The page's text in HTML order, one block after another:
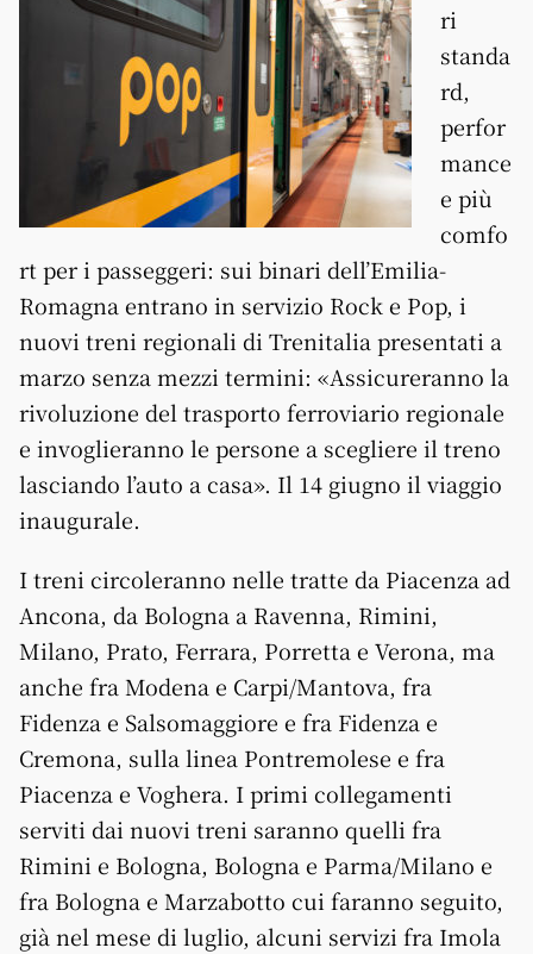
ri
standa
rd,
perfor
mance
e più
comfo
rt per i passeggeri: sui binari dell’Emilia-
Romagna entrano in servizio Rock e Pop, i
nuovi treni regionali di Trenitalia presentati a
marzo senza mezzi termini: «Assicureranno la
rivoluzione del trasporto ferroviario regionale
e invoglieranno le persone a scegliere il treno
lasciando l’auto a casa». Il 14 giugno il viaggio
inaugurale.
I treni circoleranno nelle tratte da Piacenza ad
Ancona, da Bologna a Ravenna, Rimini,
Milano, Prato, Ferrara, Porretta e Verona, ma
anche fra Modena e Carpi/Mantova, fra
Fidenza e Salsomaggiore e fra Fidenza e
Cremona, sulla linea Pontremolese e fra
Piacenza e Voghera. I primi collegamenti
serviti dai nuovi treni saranno quelli fra
Rimini e Bologna, Bologna e Parma/Milano e
fra Bologna e Marzabotto cui faranno seguito,
già nel mese di luglio, alcuni servizi fra Imola